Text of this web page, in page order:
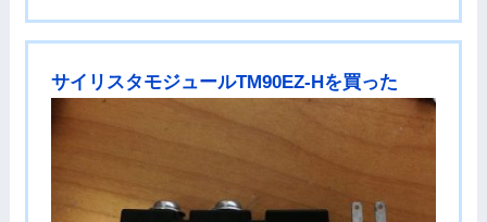
サイリスタモジュールTM90EZ-Hを買った